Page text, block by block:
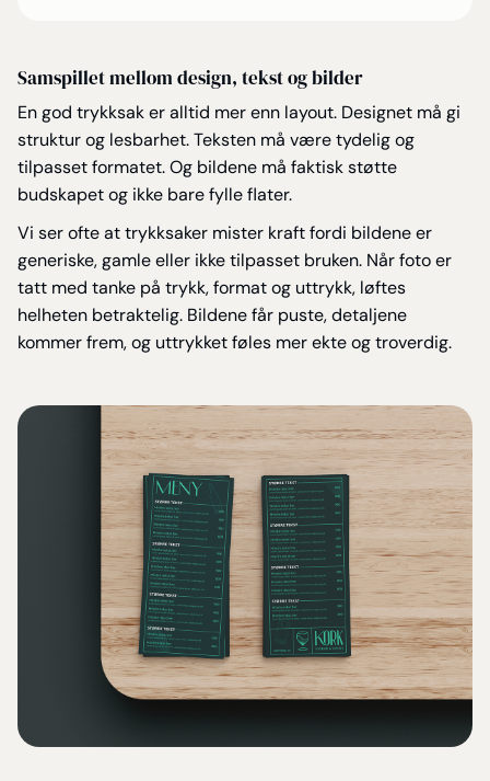
Samspillet mellom design, tekst og bilder
En god trykksak er alltid mer enn layout. Designet må gi
struktur og lesbarhet. Teksten må være tydelig og
tilpasset formatet. Og bildene må faktisk støtte
budskapet og ikke bare fylle flater.
Vi ser ofte at trykksaker mister kraft fordi bildene er
generiske, gamle eller ikke tilpasset bruken. Når foto er
tatt med tanke på trykk, format og uttrykk, løftes
helheten betraktelig. Bildene får puste, detaljene
kommer frem, og uttrykket føles mer ekte og troverdig.